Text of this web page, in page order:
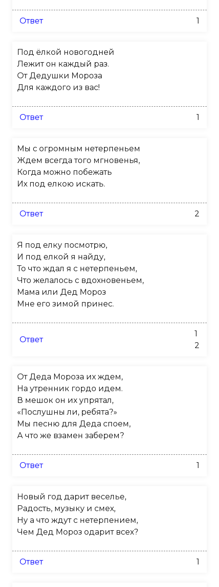
Ответ 1
Под ёлкой новогодней
Лежит он каждый раз.
От Дедушки Мороза
Для каждого из вас!
Ответ 1
Мы с огромным нетерпеньем
Ждем всегда того мгновенья,
Когда можно побежать
Их под елкою искать.
Ответ 2
Я под елку посмотрю,
И под елкой я найду,
То что ждал я с нетерпеньем,
Что желалось с вдохновеньем,
Мама или Дед Мороз
Мне его зимой принес.
Ответ
1
2
От Деда Мороза их ждем,
На утренник гордо идем.
В мешок он их упрятал,
« Послушны ли, ребята?»
Мы песню для Деда споем,
А что же взамен заберем?
Ответ 1
Новый год дарит веселье,
Радость, музыку и смех,
Ну а что ждут с нетерпением,
Чем Дед Мороз одарит всех?
Ответ 1